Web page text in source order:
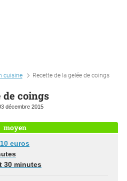
cuisine Recette de la gelée de coings
de coings
décembre 2015
moyen
euros
30 minutes